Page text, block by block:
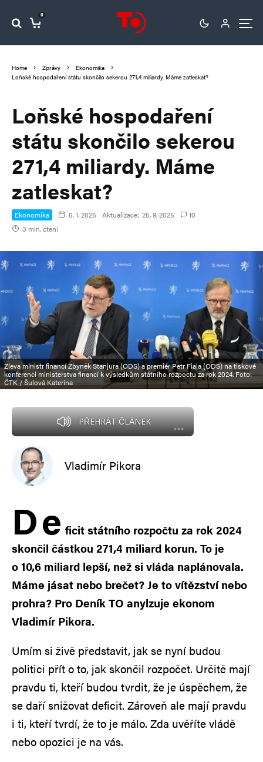
0
Home Zprávy
Ekonomika
Loňské hospodaření státu skončilo sekerou 271,4 miliardy. Máme zatleskat?
Loňské hospodaření
státu skončilo sekerou
271,4 miliardy. Máme
zatleskat?
Ekonomika 6. 1. 2025 Aktualizace: 25. 9. 2025
10
3 min. čtení
Zleva ministr financí Zbyněk Stanjura (ODS) a premiér Petr Fiala (ODS) na tiskové
konferenci ministerstva financí k výsledkům státního rozpočtu za rok 2024. Foto:
ČTK / Šulová Kateřina
PŘEHRÁT ČLÁNEK
Vladimír Pikora
De ficit státního rozpočtu za rok 2024
skončil částkou 271,4 miliard korun. To je
o 10,6 miliard lepší, než si vláda naplánovala.
Máme jásat nebo brečet? Je to vítězství nebo
prohra? Pro Deník TO anylzuje ekonom
Vladimír Pikora.
Umím si živě představit, jak se nyní budou
politici přít o to, jak skončil rozpočet. Určitě mají
pravdu ti, kteří budou tvrdit, že je úspěchem, že
se daří snižovat deficit. Zároveň ale mají pravdu
i ti, kteří tvrdí, že to je málo. Zda uvěříte vládě
nebo opozici je na vás.